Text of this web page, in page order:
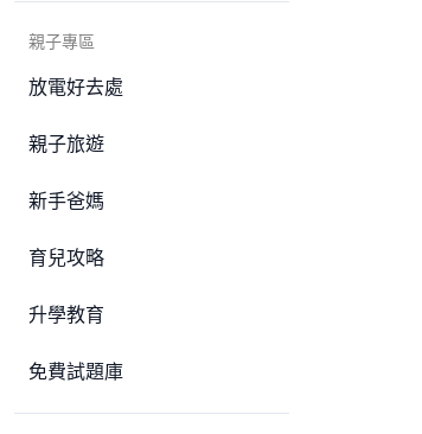
親子專區
放電好去處
親子旅遊
新手爸媽
育兒攻略
升學教育
免費試題庫